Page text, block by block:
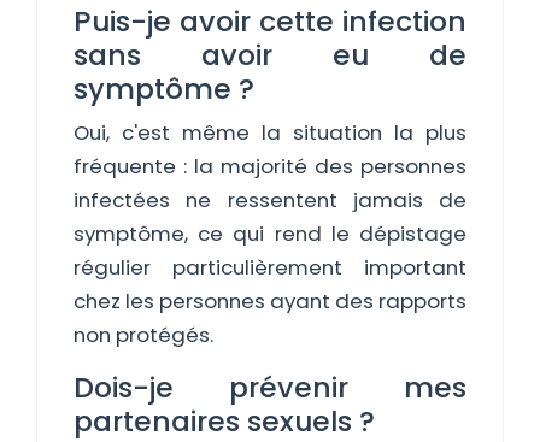
Puis-je avoir cette infection
sans avoir eu de
symptôme ?
Oui, c'est même la situation la plus
fréquente : la majorité des personnes
infectées ne ressentent jamais de
symptôme, ce qui rend le dépistage
régulier particulièrement important
chez les personnes ayant des rapports
non protégés.
Dois-je prévenir mes
partenaires sexuels ?